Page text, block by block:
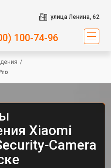
улица Ленина, 62
100-74-96
/
Xiaomi
Camera